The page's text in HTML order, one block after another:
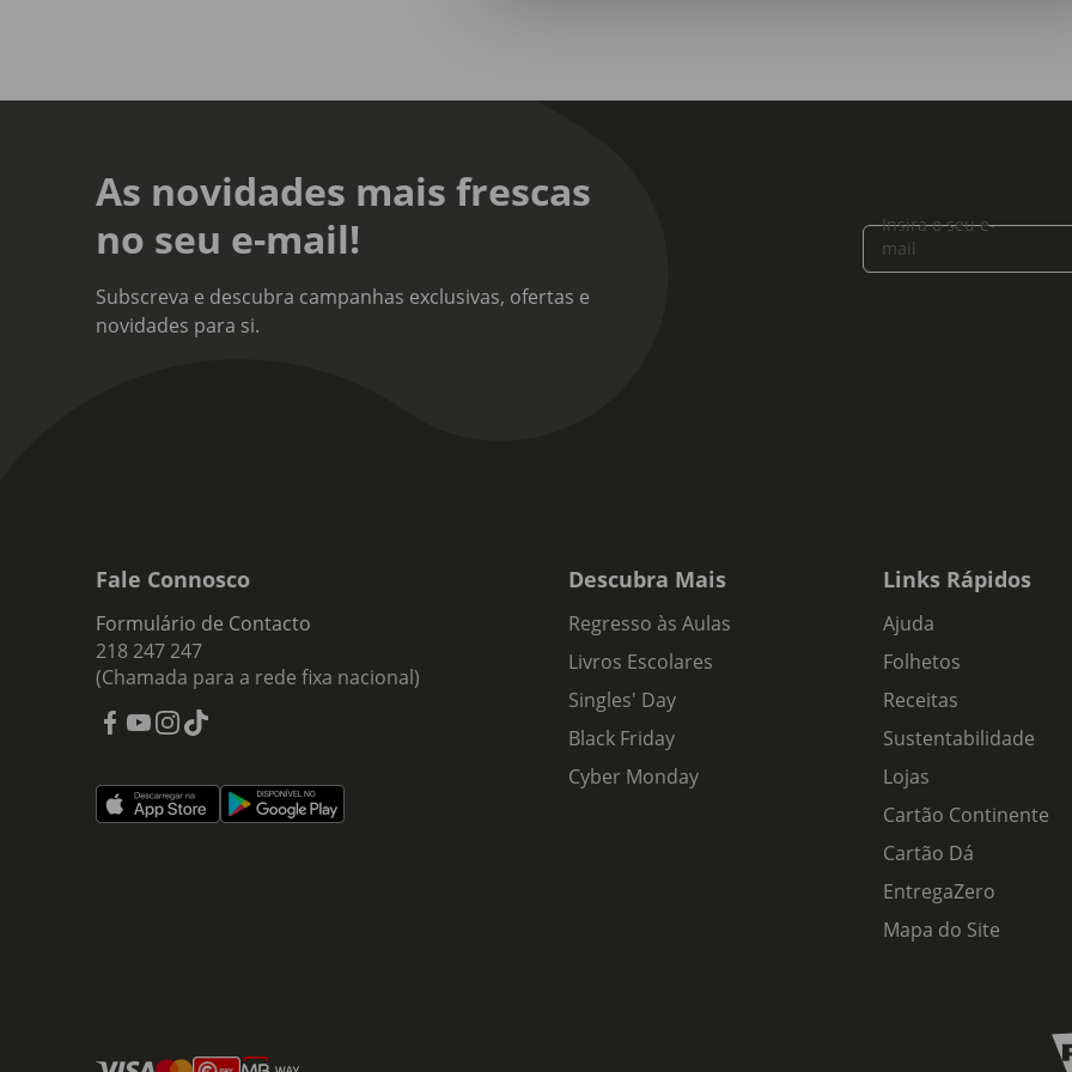
As novidades mais frescas
no seu e-mail!
Subscreva e descubra campanhas exclusivas, ofertas e
novidades para si.
Insira o seu e-
mail
Fale Connosco
Formulário de Contacto
218 247 247
(Chamada para a rede fixa nacional)
Descubra Mais
Regresso às Aulas
Livros Escolares
Singles' Day
Black Friday
Cyber Monday
Links Rápidos
Ajuda
Folhetos
Receitas
Sustentabilidade
Lojas
Cartão Continente
Cartão Dá
EntregaZero
Mapa do Site